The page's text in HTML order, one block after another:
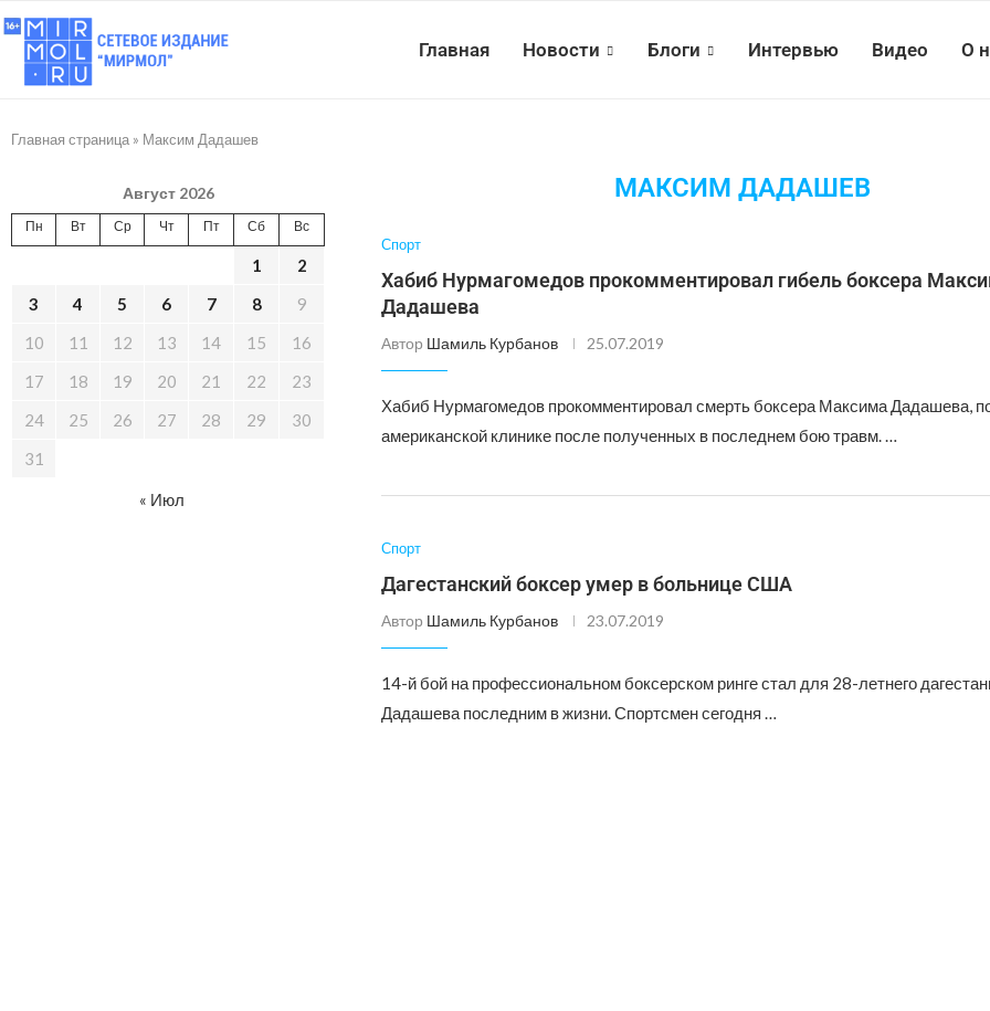
Главная Новости Блоги Интервью Видео О
Главная страница » Максим Дадашев
МАКСИМ ДАДАШЕВ
Спорт
Хабиб Нурмагомедов прокомментировал гибель боксера
Дадашева
Автор Шамиль Курбанов 25.07.2019
Хабиб Нурмагомедов прокомментировал смерть боксера Максима Дадашева,
американской клинике после полученных в последнем бою травм. …
Спорт
Дагестанский боксер умер в больнице США
Автор Шамиль Курбанов 23.07.2019
14-й бой на профессиональном боксерском ринге стал для 28-летнего
Дадашева последним в жизни. Спортсмен сегодня …
Август 2026
Пн Вт Ср Чт Пт Сб Вс
1
2
3
4 5 6 7 8
9
10
11 12 13 14 15
16
17
18 19 20 21 22
23
24
25 26 27 28 29
30
31
« Июл